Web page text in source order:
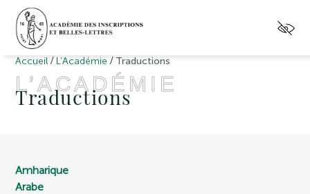
Accueil / L’Académie / Traductions
L’ACADÉMIE
Traductions
Amharique
Arabe